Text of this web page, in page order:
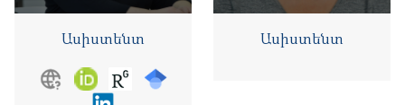
Ասիստենտ Ասիստենտ